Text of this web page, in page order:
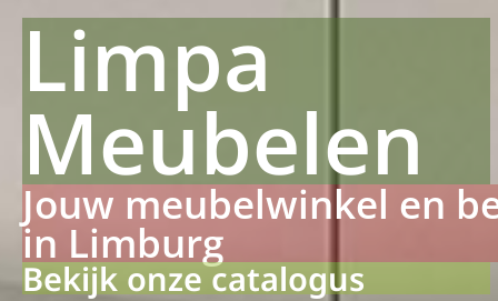
Limpa
Meubelen
Jouw meubelwinkel en
in Limburg
Bekijk onze catalogus